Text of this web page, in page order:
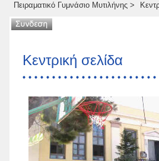
Πειραματικό Γυμνάσιο Μυτιλήνης>
Κεντρική σελίδα